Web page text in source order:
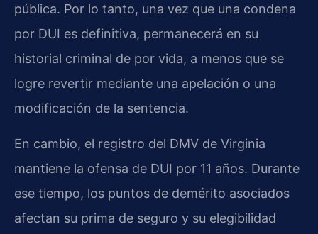
pública. Por lo tanto, una vez que una condena
por DUI es definitiva, permanecerá en su
historial criminal de por vida, a menos que se
logre revertir mediante una apelación o una
modificación de la sentencia.
En cambio, el registro del DMV de Virginia
mantiene la ofensa de DUI por 11 años. Durante
ese tiempo, los puntos de demérito asociados
afectan su prima de seguro y su elegibilidad